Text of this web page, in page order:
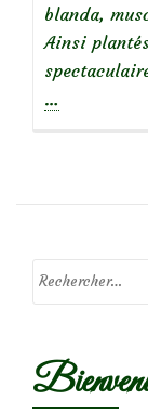
blanda,
Ainsi
…